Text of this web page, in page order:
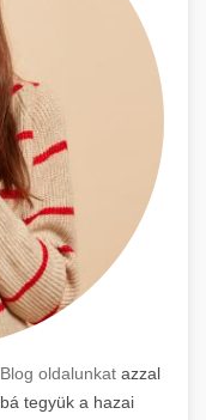
oldalunkat azzal
tegyük a hazai